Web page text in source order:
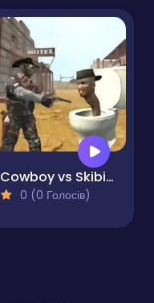
Cowboy vs Skibidi Toilets
0 (0 Голосів)